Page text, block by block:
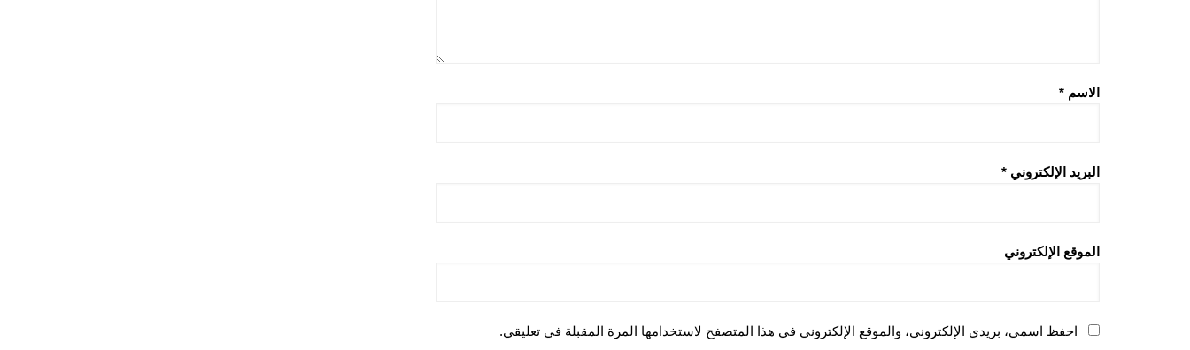
الاسم *
البريد الإلكتروني *
الموقع الإلكتروني
احفظ اسمي، بريدي الإلكتروني، والموقع الإلكتروني في هذا المتصفح لاستخدامها المرة المقبلة في تعليقي.